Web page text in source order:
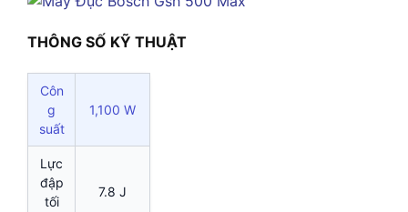
THÔNG SỐ KỸ THUẬT
Côn
g
suất
1,100 W
Lực
đập
tối
7.8 J